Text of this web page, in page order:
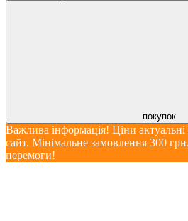
покупок
Важлива інформація! Ціни актуальні
сайт. Мінімальне замовлення 300
перемоги!